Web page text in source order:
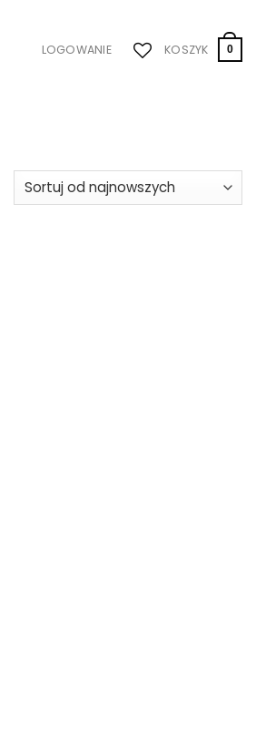
LOGOWANIE KOSZYK 0
Posortowane
według